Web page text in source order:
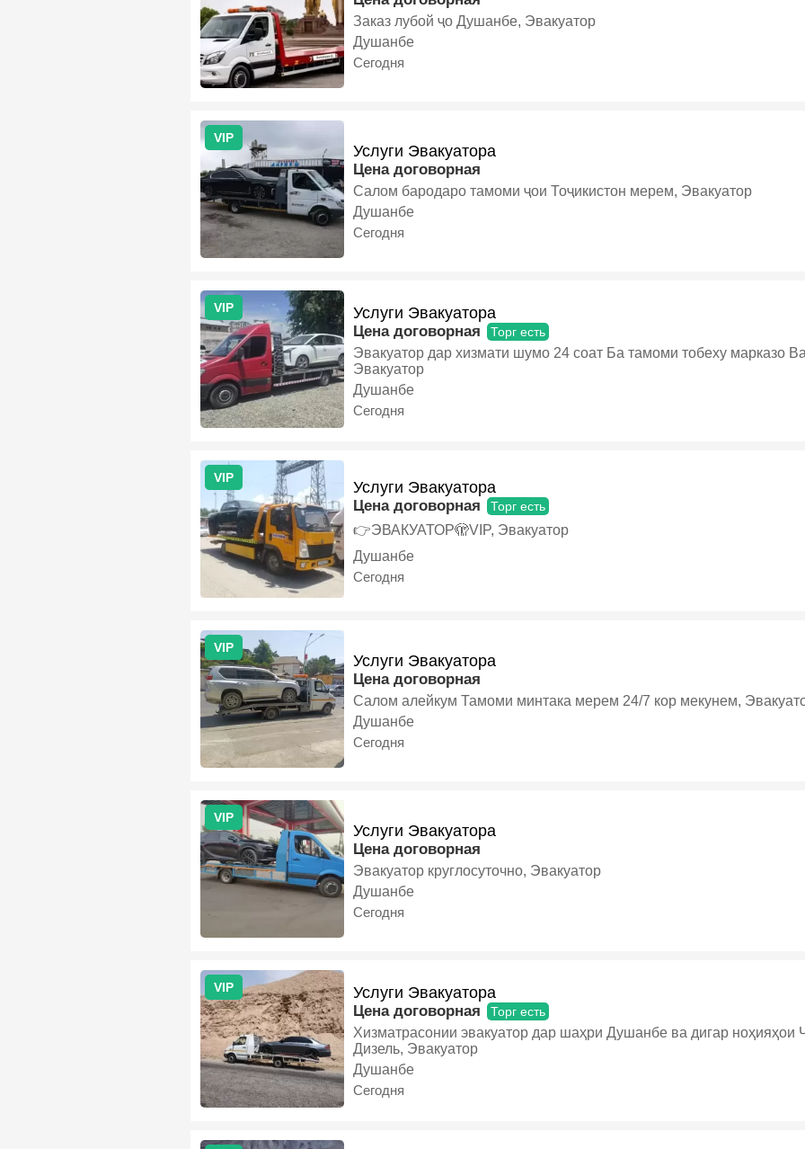
Заказ лубой ҷо Душанбе, Эвакуатор
Душанбе
Сегодня
VIP
Услуги Эвакуатора
Цена договорная
Салом бародаро тамоми ҷои Тоҷикистон мерем, Эвакуатор
Душанбе
Сегодня
VIP Услуги Эвакуатора
Цена договорная Торг есть
Эвакуатор дар хизмати шумо 24 соат Ба тамоми тобеху марказо Ва дигар шахрхои Точикистон,
Эвакуатор
Душанбе
Сегодня
VIP
Услуги Эвакуатора
Цена договорная Торг есть
👉ЭВАКУАТОР🫣VIP, Эвакуатор
Душанбе
Сегодня
VIP
Услуги Эвакуатора
Цена договорная
Салом алейкум Тамоми минтака мерем 24/7 кор мекунем,
Душанбе
Сегодня
VIP
Услуги Эвакуатора
Цена договорная
Эвакуатор круглосуточно, Эвакуатор
Душанбе
Сегодня
VIP Услуги Эвакуатора
Цена договорная Торг есть
Хизматрасонии эвакуатор дар шаҳри Душанбе ва дигар ноҳияҳои
Дизель, Эвакуатор
Душанбе
Сегодня